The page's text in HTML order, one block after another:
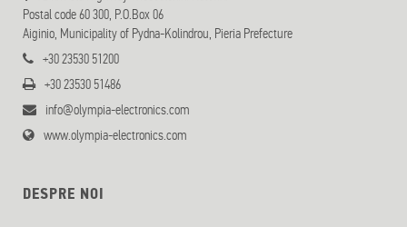
Postal code 60 300, P.O.Box 06
Aiginio, Municipality of Pydna-Kolindrou, Pieria Prefecture
+30 23530 51200
+30 23530 51486
info@olympia-electronics.com
www.olympia-electronics.com
DESPRE NOI